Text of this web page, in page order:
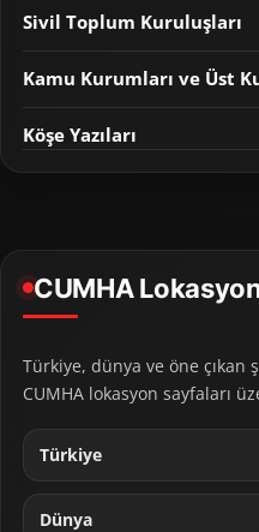
Sivil Toplum Kuruluşları
Kamu Kurumları ve Üst
Köşe Yazıları
CUMHA
Türkiye, dünya ve öne
CUMHA lokasyon sayfaları
Türkiye
Dünya